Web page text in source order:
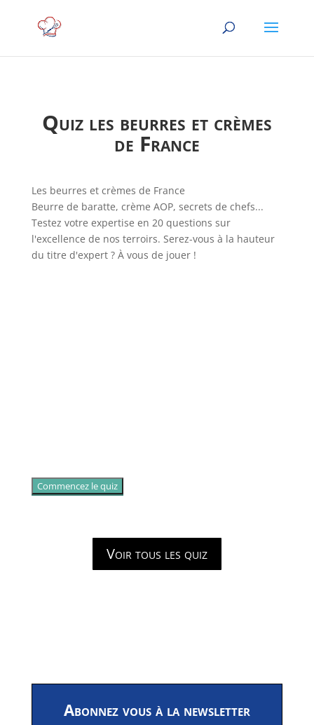
Quiz les beurres et crèmes
de France
Les beurres et crèmes de France
Beurre de baratte, crème AOP, secrets de chefs...
Testez votre expertise en 20 questions sur
l'excellence de nos terroirs. Serez-vous à la hauteur
du titre d'expert ? À vous de jouer !
Commencez le quiz
Voir tous les quiz
Abonnez vous à la newsletter